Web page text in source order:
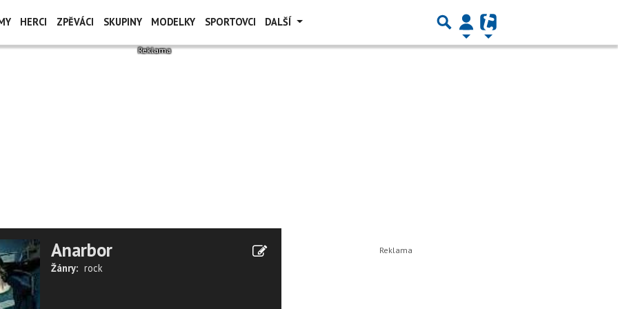
HERCI ZPĚVÁCI SKUPINY MODELKY SPORTOVCI DALŠÍ
Anarbor
Žánry: rock